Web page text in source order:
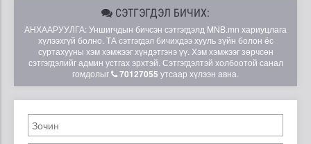
СЭТГЭГДЭЛ БИЧИХ:
АНХААРУУЛГА: Уншигчдын бичсэн сэтгэгдэлд MNB.mn хариуцлага
хүлээхгүй болно. ТА сэтгэгдэл бичихдээ хууль зүйн болон ёс
суртахууны хэм хэмжээг хүндэтгэнэ үү. Хэм хэмжээг зөрчсөн
сэтгэгдэлийг админ устгах эрхтэй. Сэтгэгдэлтэй холбоотой санал
гомдолыг
70127055 утсаар хүлээн авна.